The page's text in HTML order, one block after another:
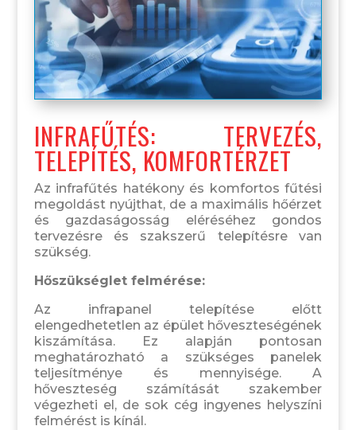
INFRAFŰTÉS: TERVEZÉS,
TELEPÍTÉS, KOMFORTÉRZET
Az infrafűtés hatékony és komfortos fűtési
megoldást nyújthat, de a maximális hőérzet
és gazdaságosság eléréséhez gondos
tervezésre és szakszerű telepítésre van
szükség.
Hőszükséglet felmérése:
Az infrapanel telepítése előtt
elengedhetetlen az épület hőveszteségének
kiszámítása. Ez alapján pontosan
meghatározható a szükséges panelek
teljesítménye és mennyisége. A
hőveszteség számítását szakember
végezheti el, de sok cég ingyenes helyszíni
felmérést is kínál.